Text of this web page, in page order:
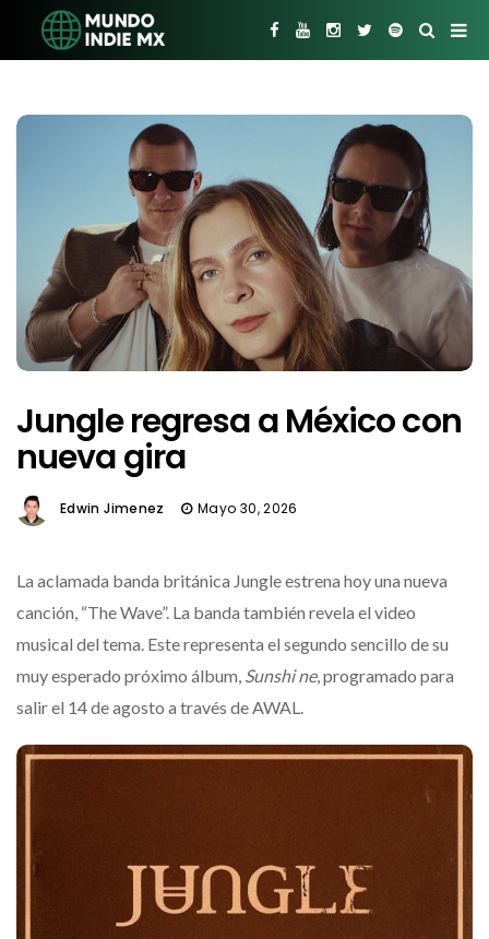
Jungle regresa a México con
nueva gira
Edwin Jimenez Mayo 30, 2026
La aclamada banda británica Jungle estrena hoy una nueva
canción, “The Wave”. La banda también revela el video
musical del tema. Este representa el segundo sencillo de su
muy esperado próximo álbum, Sunshi ne, programado para
salir el 14 de agosto a través de AWAL.